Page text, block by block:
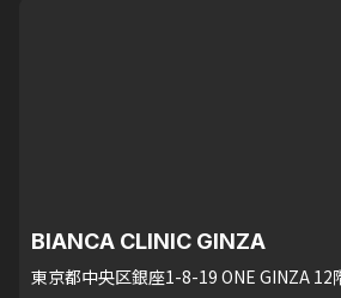
BIANCA CLINIC GINZA
東京都中央区銀座1-8-19 ONE GINZA 12